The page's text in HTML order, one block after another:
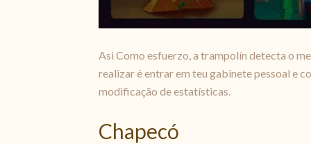
Asi Como esfuerzo, a trampolín detecta o
realizar é entrar em teu gabinete pessoal e
modificação de estatísticas.
Chapecó